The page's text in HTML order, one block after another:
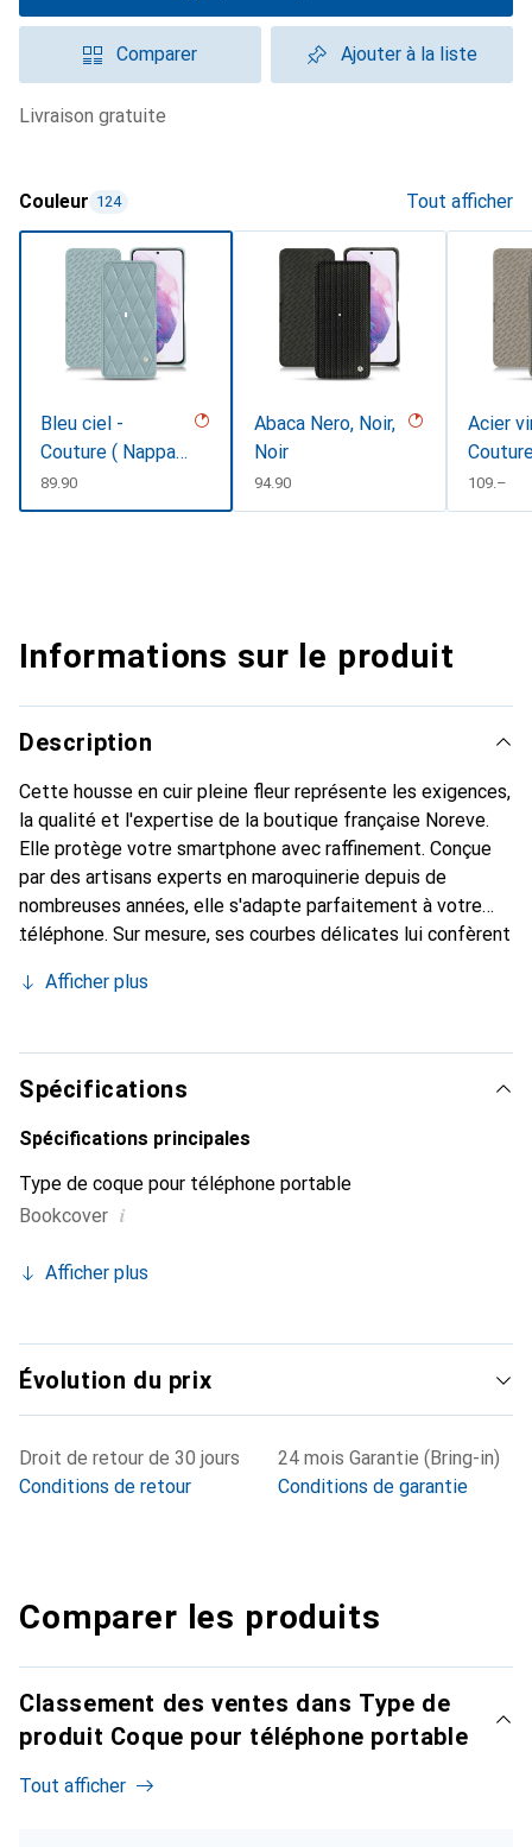
Comparer Ajouter à la liste
livraison gratuite
Couleur 124 Tout afficher
Bleu ciel -
Couture ( Nappa -
Pantone
#abcae9 )
CHF
89.90
Abaca Nero, Noir,
Noir
CHF
94.90
Acier
CHF
109.–
Informations sur le produit
Description
Cette housse en cuir pleine fleur représente les exigences,
la qualité et l'expertise de la boutique française Noreve.
Elle protège votre smartphone avec raffinement. Conçue
par des artisans experts en maroquinerie depuis de
nombreuses années, elle s'adapte parfaitement à votre
téléphone. Sur mesure, ses courbes délicates lui confèrent
chic et incontournable pour votre smartphone. Reconnaître
marque Noreve est un choix sûr pour une clientèle
exigeante.
Afficher plus
Spécifications
Spécifications principales
Type de coque pour téléphone portable
Bookcover i
Afficher plus
Évolution du prix
Droit de retour de 30 jours
Conditions de retour
24 mois Garantie (Bring-in)
Conditions de garantie
Comparer les produits
Classement des ventes dans Type de
produit Coque pour téléphone portable
Tout afficher